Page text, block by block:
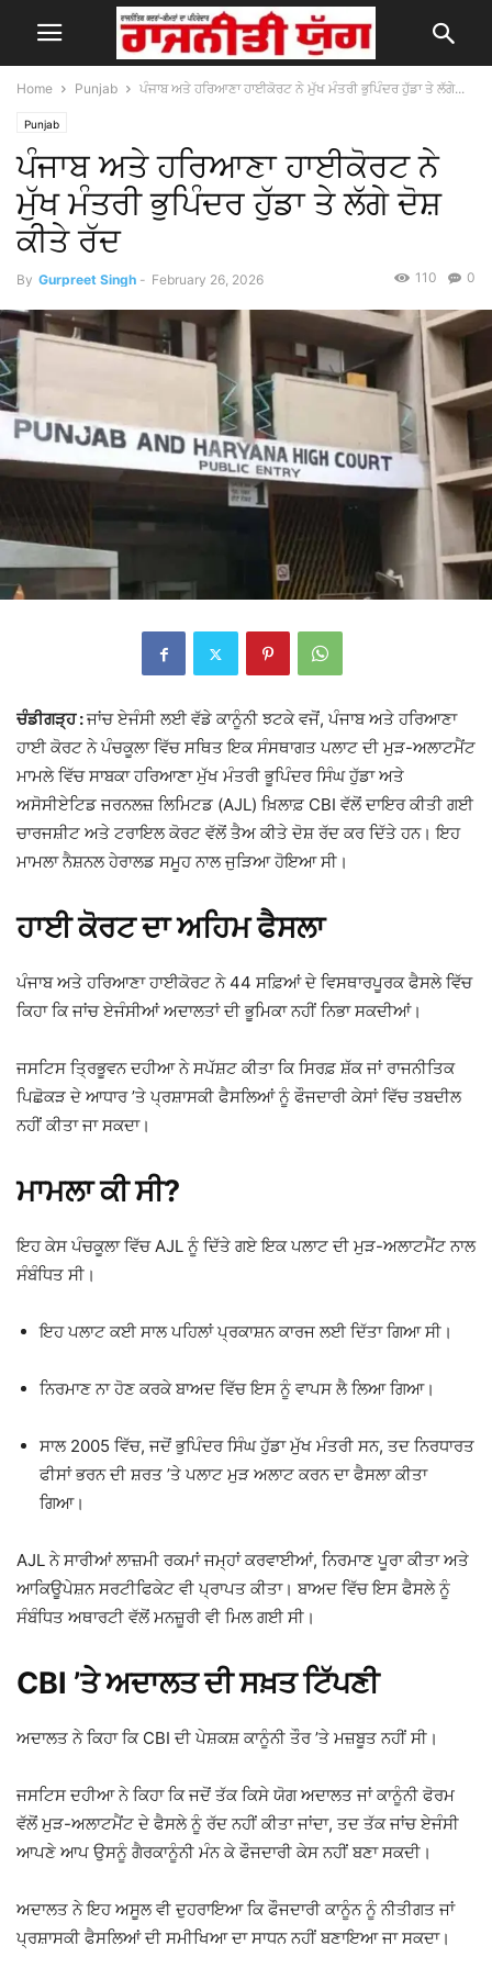
Home Punjab ਪੰਜਾਬ ਅਤੇ ਹਰਿਆਣਾ ਹਾਈਕੋਰਟ ਨੇ ਮੁੱਖ ਮੰਤਰੀ ਭੁਪਿੰਦਰ ਹੁੱਡਾ ਤੇ ਲੱਗੇ...
Punjab
ਪੰਜਾਬ ਅਤੇ ਹਰਿਆਣਾ ਹਾਈਕੋਰਟ ਨੇ
ਮੁੱਖ ਮੰਤਰੀ ਭੁਪਿੰਦਰ ਹੁੱਡਾ ਤੇ ਲੱਗੇ ਦੋਸ਼
ਕੀਤੇ ਰੱਦ
By Gurpreet Singh - February 26, 2026 0
110
ਚੰਡੀਗੜ੍ਹ :ਜਾਂਚ ਏਜੰਸੀ ਲਈ ਵੱਡੇ ਕਾਨੂੰਨੀ ਝਟਕੇ ਵਜੋਂ, ਪੰਜਾਬ ਅਤੇ ਹਰਿਆਣਾ
ਹਾਈ ਕੋਰਟ ਨੇ ਪੰਚਕੂਲਾ ਵਿੱਚ ਸਥਿਤ ਇਕ ਸੰਸਥਾਗਤ ਪਲਾਟ ਦੀ ਮੁੜ-ਅਲਾਟਮੈਂਟ
ਮਾਮਲੇ ਵਿੱਚ ਸਾਬਕਾ ਹਰਿਆਣਾ ਮੁੱਖ ਮੰਤਰੀ ਭੂਪਿੰਦਰ ਸਿੰਘ ਹੁੱਡਾ ਅਤੇ
ਅਸੋਸੀਏਟਿਡ ਜਰਨਲਜ਼ ਲਿਮਿਟਡ (AJL) ਖ਼ਿਲਾਫ਼ CBI ਵੱਲੋਂ ਦਾਇਰ ਕੀਤੀ ਗਈ
ਚਾਰਜਸ਼ੀਟ ਅਤੇ ਟਰਾਇਲ ਕੋਰਟ ਵੱਲੋਂ ਤੈਅ ਕੀਤੇ ਦੋਸ਼ ਰੱਦ ਕਰ ਦਿੱਤੇ ਹਨ। ਇਹ
ਮਾਮਲਾ ਨੈਸ਼ਨਲ ਹੇਰਾਲਡ ਸਮੂਹ ਨਾਲ ਜੁੜਿਆ ਹੋਇਆ ਸੀ।
ਹਾਈ ਕੋਰਟ ਦਾ ਅਹਿਮ ਫੈਸਲਾ
ਪੰਜਾਬ ਅਤੇ ਹਰਿਆਣਾ ਹਾਈਕੋਰਟਨੇ 44 ਸਫ਼ਿਆਂ ਦੇ ਵਿਸਥਾਰਪੂਰਕ ਫੈਸਲੇ ਵਿੱਚ
ਕਿਹਾ ਕਿ ਜਾਂਚ ਏਜੰਸੀਆਂ ਅਦਾਲਤਾਂ ਦੀ ਭੂਮਿਕਾ ਨਹੀਂ ਨਿਭਾ ਸਕਦੀਆਂ।
ਜਸਟਿਸ ਤ੍ਰਿਭੂਵਨ ਦਹੀਆ ਨੇ ਸਪੱਸ਼ਟ ਕੀਤਾ ਕਿ ਸਿਰਫ਼ ਸ਼ੱਕ ਜਾਂ ਰਾਜਨੀਤਿਕ
ਪਿਛੋਕੜ ਦੇ ਆਧਾਰ ’ਤੇ ਪ੍ਰਸ਼ਾਸਕੀ ਫੈਸਲਿਆਂ ਨੂੰ ਫੌਜਦਾਰੀ ਕੇਸਾਂ ਵਿੱਚ ਤਬਦੀਲ
ਨਹੀਂ ਕੀਤਾ ਜਾ ਸਕਦਾ।
ਮਾਮਲਾ ਕੀ ਸੀ?
ਇਹ ਕੇਸ ਪੰਚਕੂਲਾ ਵਿੱਚ AJL ਨੂੰ ਦਿੱਤੇ ਗਏ ਇਕ ਪਲਾਟ ਦੀ ਮੁੜ-ਅਲਾਟਮੈਂਟ ਨਾਲ
ਸੰਬੰਧਿਤ ਸੀ।
ਇਹ ਪਲਾਟ ਕਈ ਸਾਲ ਪਹਿਲਾਂ ਪ੍ਰਕਾਸ਼ਨ ਕਾਰਜ ਲਈ ਦਿੱਤਾ ਗਿਆ ਸੀ।
ਨਿਰਮਾਣ ਨਾ ਹੋਣ ਕਰਕੇ ਬਾਅਦ ਵਿੱਚ ਇਸ ਨੂੰ ਵਾਪਸ ਲੈ ਲਿਆ ਗਿਆ।
ਸਾਲ 2005 ਵਿੱਚ, ਜਦੋਂ ਭੁਪਿੰਦਰ ਸਿੰਘ ਹੁੱਡਾਮੁੱਖ ਮੰਤਰੀ ਸਨ, ਤਦ ਨਿਰਧਾਰਤ
ਫੀਸਾਂ ਭਰਨ ਦੀ ਸ਼ਰਤ ’ਤੇ ਪਲਾਟ ਮੁੜ ਅਲਾਟ ਕਰਨ ਦਾ ਫੈਸਲਾ ਕੀਤਾ
ਗਿਆ।
AJL ਨੇ ਸਾਰੀਆਂ ਲਾਜ਼ਮੀ ਰਕਮਾਂ ਜਮ੍ਹਾਂ ਕਰਵਾਈਆਂ, ਨਿਰਮਾਣ ਪੂਰਾ ਕੀਤਾ ਅਤੇ
ਆਕਿਊਪੇਸ਼ਨ ਸਰਟੀਫਿਕੇਟ ਵੀ ਪ੍ਰਾਪਤ ਕੀਤਾ। ਬਾਅਦ ਵਿੱਚ ਇਸ ਫੈਸਲੇ ਨੂੰ
ਸੰਬੰਧਿਤ ਅਥਾਰਟੀ ਵੱਲੋਂ ਮਨਜ਼ੂਰੀ ਵੀ ਮਿਲ ਗਈ ਸੀ।
CBI ’ਤੇ ਅਦਾਲਤ ਦੀ ਸਖ਼ਤ ਟਿੱਪਣੀ
ਅਦਾਲਤ ਨੇ ਕਿਹਾ ਕਿ CBI ਦੀ ਪੇਸ਼ਕਸ਼ ਕਾਨੂੰਨੀ ਤੌਰ ’ਤੇ ਮਜ਼ਬੂਤ ਨਹੀਂ ਸੀ।
ਜਸਟਿਸ ਦਹੀਆ ਨੇ ਕਿਹਾ ਕਿ ਜਦੋਂ ਤੱਕ ਕਿਸੇ ਯੋਗ ਅਦਾਲਤ ਜਾਂ ਕਾਨੂੰਨੀ ਫੋਰਮ
ਵੱਲੋਂ ਮੁੜ-ਅਲਾਟਮੈਂਟ ਦੇ ਫੈਸਲੇ ਨੂੰ ਰੱਦ ਨਹੀਂ ਕੀਤਾ ਜਾਂਦਾ, ਤਦ ਤੱਕ ਜਾਂਚ ਏਜੰਸੀ
ਆਪਣੇ ਆਪ ਉਸਨੂੰ ਗੈਰਕਾਨੂੰਨੀ ਮੰਨ ਕੇ ਫੌਜਦਾਰੀ ਕੇਸ ਨਹੀਂ ਬਣਾ ਸਕਦੀ।
ਅਦਾਲਤ ਨੇ ਇਹ ਅਸੂਲ ਵੀ ਦੁਹਰਾਇਆ ਕਿ ਫੌਜਦਾਰੀ ਕਾਨੂੰਨ ਨੂੰ ਨੀਤੀਗਤ ਜਾਂ
ਪ੍ਰਸ਼ਾਸਕੀ ਫੈਸਲਿਆਂ ਦੀ ਸਮੀਖਿਆ ਦਾ ਸਾਧਨ ਨਹੀਂ ਬਣਾਇਆ ਜਾ ਸਕਦਾ।